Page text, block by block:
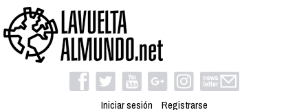
Iniciar sesión Registrarse